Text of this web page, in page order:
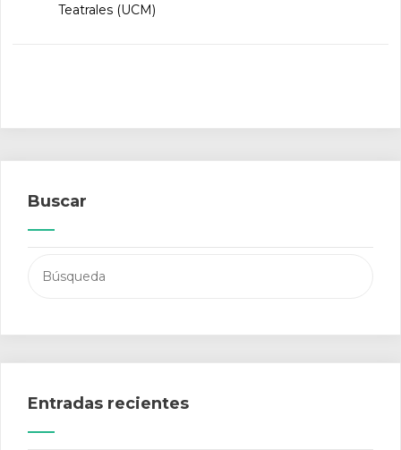
Teatrales (UCM)
Buscar
Entradas recientes